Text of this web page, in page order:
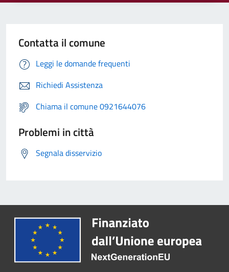
Contatta il comune
Leggi le domande frequenti
Richiedi Assistenza
Chiama il comune 0921644076
Problemi in città
Segnala disservizio